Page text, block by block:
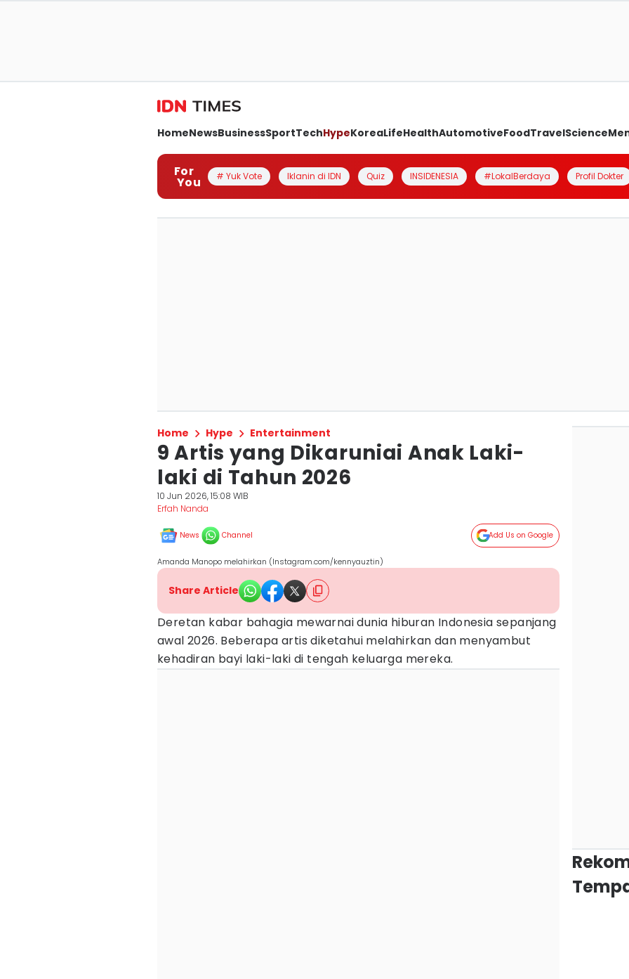
HomeNewsBusinessSportTechHypeKoreaLifeHealthAutomotiveFoodTravelScience
For
You # Yuk Vote Iklanin di IDN Quiz INSIDENESIA #LokalBerdaya Profil Dokter
Home Hype Entertainment
9 Artis yang Dikaruniai Anak Laki-
laki di Tahun 2026
10 Jun 2026, 15:08 WIB
Erfah Nanda
News Channel Add Us on Google
Amanda Manopo melahirkan (Instagram.com/kennyauztin)
Share Article
Deretan kabar bahagia mewarnai dunia hiburan Indonesia sepanjang
awal 2026. Beberapa artis diketahui melahirkan dan menyambut
kehadiran bayi laki-laki di tengah keluarga mereka.